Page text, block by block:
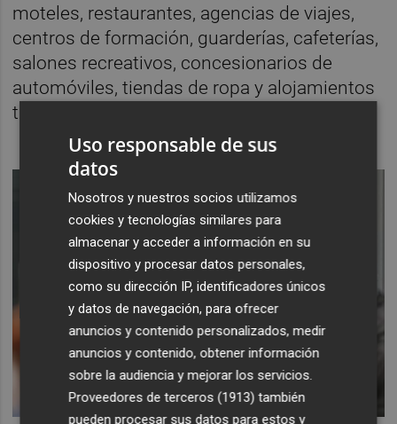
moteles, restaurantes, agencias de viajes,
centros de formación, guarderías, cafeterías,
salones recreativos, concesionarios de
automóviles, tiendas de ropa y alojamientos
turísticos.
Uso responsable de sus
datos
Nosotros y nuestros socios utilizamos
cookies y tecnologías similares para
almacenar y acceder a información en su
dispositivo y procesar datos personales,
como su dirección IP, identificadores únicos
y datos de navegación, para ofrecer
anuncios y contenido personalizados, medir
anuncios y contenido, obtener información
sobre la audiencia y mejorar los servicios.
Proveedores de terceros (1913) también
pueden procesar sus datos para estos y